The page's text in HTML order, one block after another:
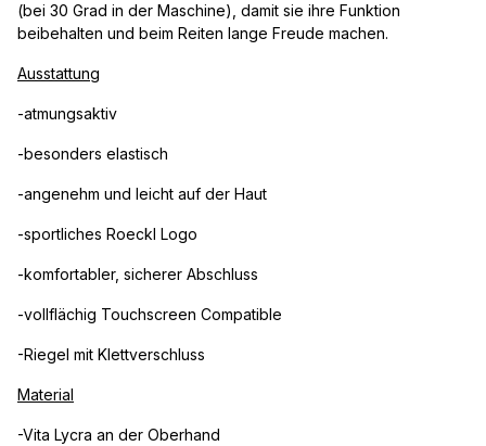
(bei 30 Grad in der Maschine), damit sie ihre Funktion
beibehalten und beim Reiten lange Freude machen.
Ausstattung
-atmungsaktiv
-besonders elastisch
-angenehm und leicht auf der Haut
-sportliches Roeckl Logo
-komfortabler, sicherer Abschluss
-vollflächig Touchscreen Compatible
-Riegel mit Klettverschluss
Material
-Vita Lycra an der Oberhand